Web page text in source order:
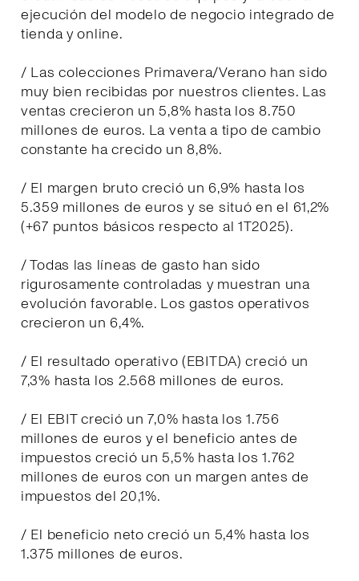
ejecución del modelo de negocio integrado de
tienda y online.
/ Las colecciones Primavera/Verano han sido
muy bien recibidas por nuestros clientes. Las
ventas crecieron un 5,8% hasta los 8.750
millones de euros. La venta a tipo de cambio
constante ha crecido un 8,8%.
/ El margen bruto creció un 6,9% hasta los
5.359 millones de euros y se situó en el 61,2%
(+67 puntos básicos respecto al 1T2025).
/ Todas las líneas de gasto han sido
rigurosamente controladas y muestran una
evolución favorable. Los gastos operativos
crecieron un 6,4%.
/ El resultado operativo (EBITDA) creció un
7,3% hasta los 2.568 millones de euros.
/ El EBIT creció un 7,0% hasta los 1.756
millones de euros y el beneficio antes de
impuestos creció un 5,5% hasta los 1.762
millones de euros con un margen antes de
impuestos del 20,1%.
/ El beneficio neto creció un 5,4% hasta los
1.375 millones de euros.